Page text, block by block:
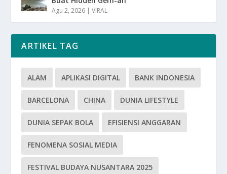
Agu 2, 2026 |VIRAL
ARTIKEL TAG
ALAM APLIKASI DIGITAL BANK INDONESIA
BARCELONA CHINA DUNIA LIFESTYLE
DUNIA SEPAK BOLA EFISIENSI ANGGARAN
FENOMENA SOSIAL MEDIA
FESTIVAL BUDAYA NUSANTARA 2025